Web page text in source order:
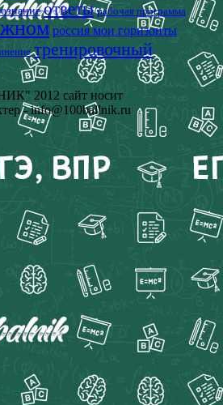
ответы рабочая программа
россия мои горизонты
тренировочный
2012 сайт носит
- info@100ballnik.ru